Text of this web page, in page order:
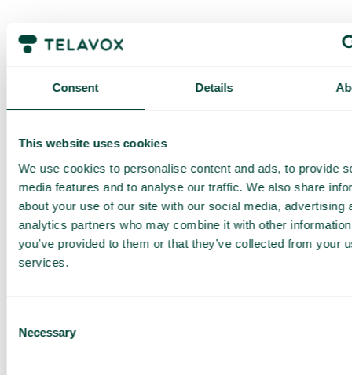
Consent Details
This website uses cookies
We use cookies to personalise content and ads, to provide
media features and to analyse our traffic. We also share
about your use of our site with our social media, advertising
analytics partners who may combine it with other
you’ve provided to them or that they’ve collected from your
services.
Selection
Necessary
skräddarsydd
demo och
offert
Genomgång av våra
tjänster
Offert anpassad för ditt
företag
Utforska
användningsområden för
ditt team